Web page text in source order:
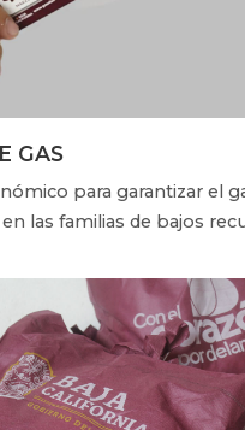
GAS
para garantizar el
las familias de bajos